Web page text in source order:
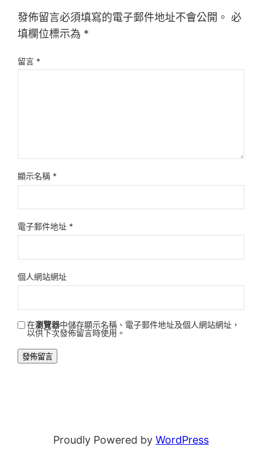
發佈留言必須填寫的電子郵件地址不會公開。 必
填欄位標示為 *
留言 *
顯示名稱 *
電子郵件地址 *
個人網站網址
在瀏覽器中儲存顯示名稱、電子郵件地址及個人網站網址，
以供下次發佈留言時使用。
Proudly Powered by WordPress